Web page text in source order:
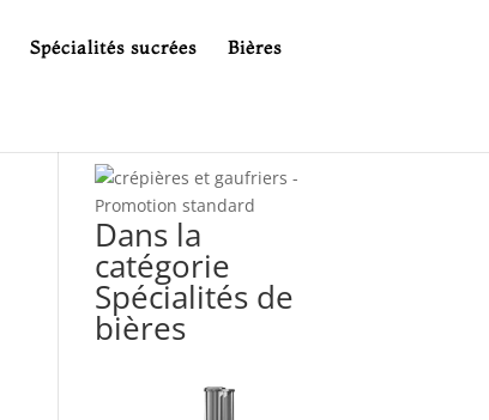
Spécialités sucrées Bières
Dans la
catégorie
Spécialités de
bières